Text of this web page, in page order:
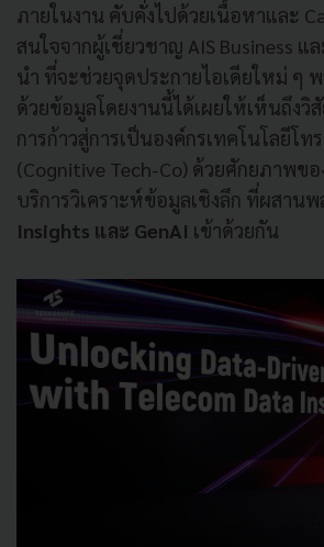
ภายในงาน คับคั่งไปด้วยเนื้อหาและ
สนใจจากผู้เชี่ยวชาญ AIS Business
นำ ที่จะช่วยจุดประกายไอเดียใหม่ ๆ
ด้วยข้อมูลโดยงานนี้ได้เผยให้เห็นถึงวิ
การก้าวสู่การเป็นองค์กรเทคโนโลยีโ
(Cognitive Tech-Co) ด้วยศักยภาพขอ
บริการวิเคราะห์ข้อมูลเชิงลึก ที่ผสานพ
Insights และ GenAI เข้าด้วยกัน